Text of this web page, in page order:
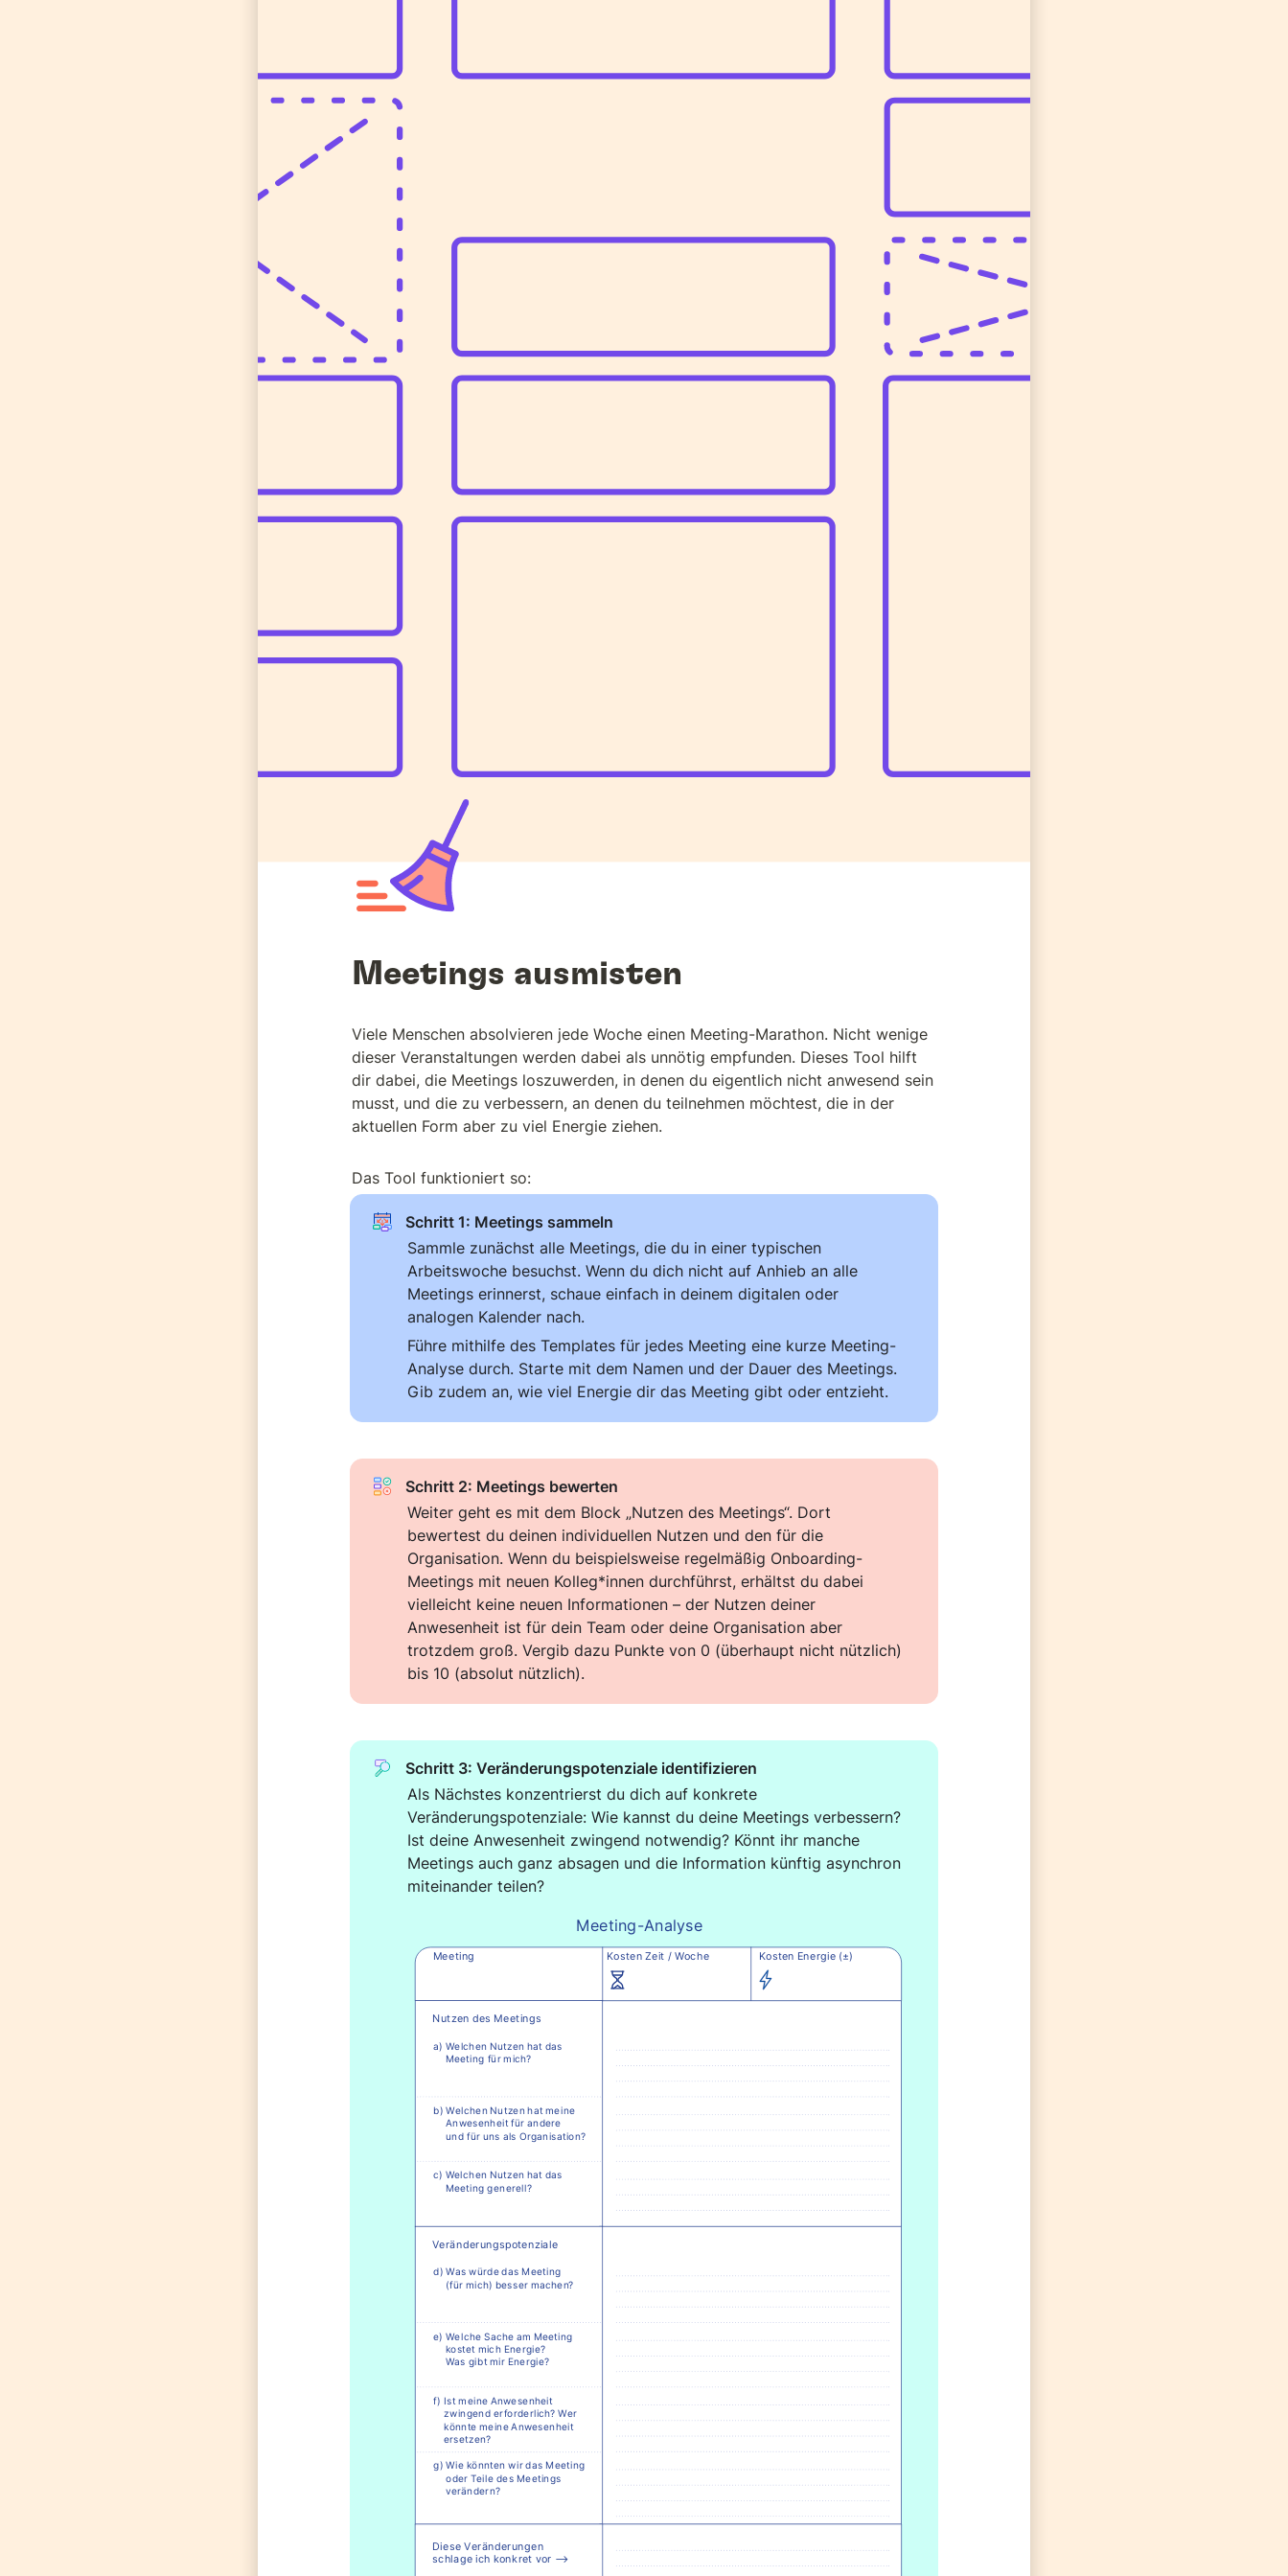
Meetings ausmisten
Viele Menschen absolvieren jede Woche einen Meeting-Marathon. Nicht wenige
dieser Veranstaltungen werden dabei als unnötig empfunden. Dieses Tool hilft
dir dabei, die Meetings loszuwerden, in denen du eigentlich nicht anwesend sein
musst, und die zu verbessern, an denen du teilnehmen möchtest, die in der
aktuellen Form aber zu viel Energie ziehen.
Das Tool funktioniert so:
Schritt 1: Meetings sammeln
Sammle zunächst alle Meetings, die du in einer typischen
Arbeitswoche besuchst. Wenn du dich nicht auf Anhieb an alle
Meetings erinnerst, schaue einfach in deinem digitalen oder
analogen Kalender nach.
Führe mithilfe des Templates für jedes Meeting eine kurze Meeting-
Analyse durch. Starte mit dem Namen und der Dauer des Meetings.
Gib zudem an, wie viel Energie dir das Meeting gibt oder entzieht.
Schritt 2: Meetings bewerten
Weiter geht es mit dem Block „Nutzen des Meetings“. Dort
bewertest du deinen individuellen Nutzen und den für die
Organisation. Wenn du beispielsweise regelmäßig Onboarding-
Meetings mit neuen Kolleg*innen durchführst, erhältst du dabei
vielleicht keine neuen Informationen – der Nutzen deiner
Anwesenheit ist für dein Team oder deine Organisation aber
trotzdem groß. Vergib dazu Punkte von 0 (überhaupt nicht nützlich)
bis 10 (absolut nützlich).
Schritt 3: Veränderungspotenziale identifizieren
Als Nächstes konzentrierst du dich auf konkrete
Veränderungspotenziale: Wie kannst du deine Meetings verbessern?
Ist deine Anwesenheit zwingend notwendig? Könnt ihr manche
Meetings auch ganz absagen und die Information künftig asynchron
miteinander teilen?